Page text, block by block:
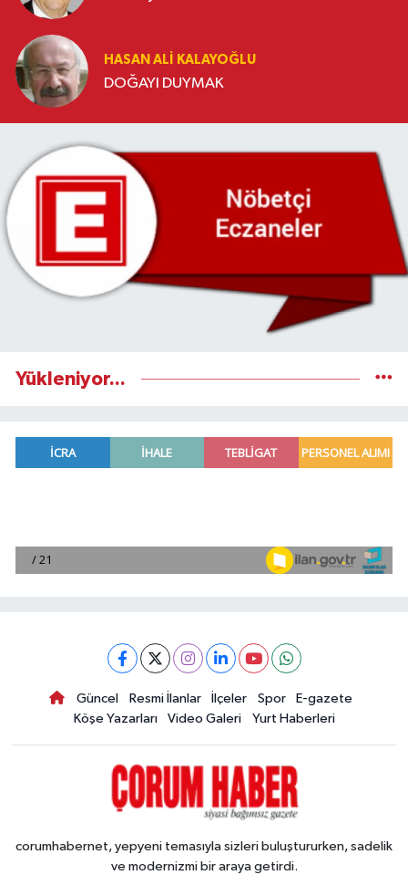
HASAN ALI KALAYOĞLU
DOĞAYI DUYMAK
Yükleniyor...
Güncel Resmi İlanlar İlçeler Spor
E-gazete
Köşe Yazarları
Video Galeri Yurt Haberleri
corumhabernet, yepyeni temasıyla sizleri buluştururken, sadelik
ve modernizmi bir araya getirdi.